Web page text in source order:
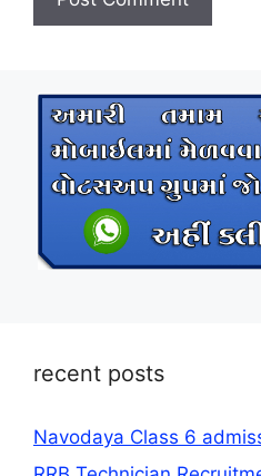
recent posts
Navodaya Class 6